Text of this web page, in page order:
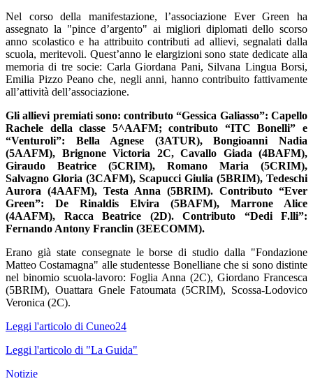
Nel corso della manifestazione, l’associazione Ever Green ha
assegnato la "pince d’argento" ai migliori diplomati dello scorso
anno scolastico e ha attribuito contributi ad allievi, segnalati dalla
scuola, meritevoli. Quest’anno le elargizioni sono state dedicate alla
memoria di tre socie: Carla Giordana Pani, Silvana Lingua Borsi,
Emilia Pizzo Peano che, negli anni, hanno contribuito fattivamente
all’attività dell’associazione.
Gli allievi premiati sono: contributo “Gessica Galiasso”: Capello
Rachele della classe 5^AAFM; contributo “ITC Bonelli” e
“Venturoli”: Bella Agnese (3ATUR), Bongioanni Nadia
(5AAFM), Brignone Victoria 2C, Cavallo Giada (4BAFM),
Giraudo Beatrice (5CRIM), Romano Maria (5CRIM),
Salvagno Gloria (3CAFM), Scapucci Giulia (5BRIM), Tedeschi
Aurora (4AAFM), Testa Anna (5BRIM). Contributo “Ever
Green”: De Rinaldis Elvira (5BAFM), Marrone Alice
(4AAFM), Racca Beatrice (2D). Contributo “Dedi F.lli”:
Fernando Antony Franclin (3EECOMM).
Erano già state consegnate le borse di studio dalla "Fondazione
Matteo Costamagna" alle studentesse Bonelliane che si sono distinte
nel binomio scuola-lavoro: Foglia Anna (2C), Giordano Francesca
(5BRIM), Ouattara Gnele Fatoumata (5CRIM), Scossa-Lodovico
Veronica (2C).
Leggi l'articolo di Cuneo24
Leggi l'articolo di "La Guida"
Notizie